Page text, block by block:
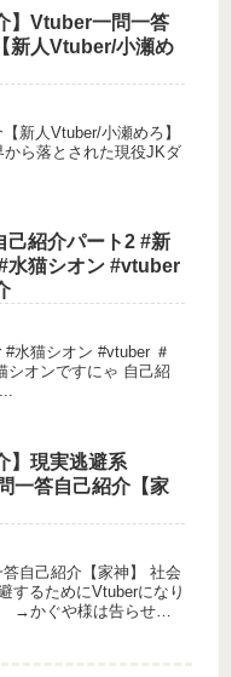
】Vtuber一問一答
新人Vtuber/小瀬め
新人Vtuber/小瀬めろ】
ら落とされた現役JKダ
紹介パート2 #新
水猫シオン #vtuber
水猫シオン #vtuber ＃
】現実逃避系
一答自己紹介【家
己紹介【家神】 社会